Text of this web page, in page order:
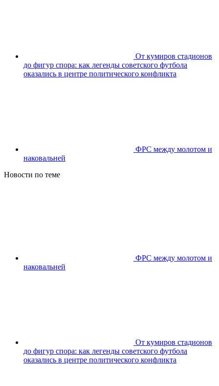
От кумиров стадионов
до фигур спора: как легенды советского футбола
оказались в центре политического конфликта
ФРС между молотом и
наковальней
Новости по теме
ФРС между молотом и
наковальней
От кумиров стадионов
до фигур спора: как легенды советского футбола
оказались в центре политического конфликта